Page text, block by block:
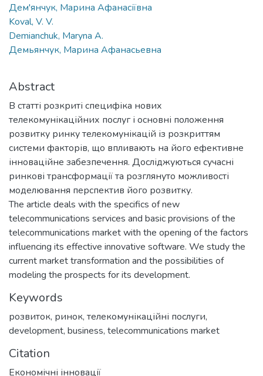
Дем'янчук, Марина Афанасіївна
Koval, V. V.
Demianchuk, Maryna A.
Демьянчук, Марина Афанасьевна
Abstract
В статті розкриті специфіка нових
телекомунікаційних послуг і основні положення
розвитку ринку телекомунікацій із розкриттям
системи факторів, що впливають на його ефективне
інноваційне забезпечення. Досліджуються сучасні
ринкові трансформації та розглянуто можливості
моделювання перспектив його розвитку.
The article deals with the specifics of new
telecommunications services and basic provisions of the
telecommunications market with the opening of the factors
influencing its effective innovative software. We study the
current market transformation and the possibilities of
modeling the prospects for its development.
Keywords
розвиток, ринок, телекомунікаційні послуги,
development, business, telecommunications market
Citation
Економічні інновації